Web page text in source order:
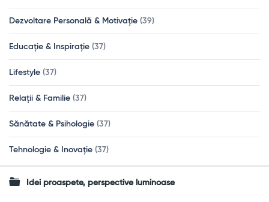
Dezvoltare Personală & Motivație (39)
Educație & Inspirație (37)
Lifestyle (37)
Relații & Familie (37)
Sănătate & Psihologie (37)
Tehnologie & Inovație (37)
Idei proaspete, perspective luminoase